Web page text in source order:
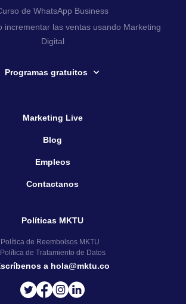
de WhatsApp Business
incrementar las ventas usando Marketing
Digital
Programas gratuitos
Marketing Live
Blog
Empleos
Contactanos
Políticas MKTU
Política de Reembolsos MKTU
Política de Tratamiento de Datos
a hola@mktu.co